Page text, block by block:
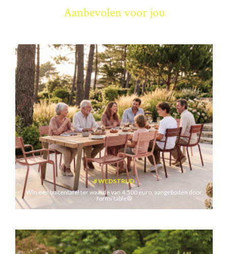
Aanbevolen voor jou
WEDSTRIJD
Win een buitentafel ter waarde van 4.500 euro, aangeboden door
formi’table®